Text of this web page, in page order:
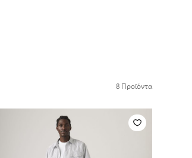
8Προϊόντα